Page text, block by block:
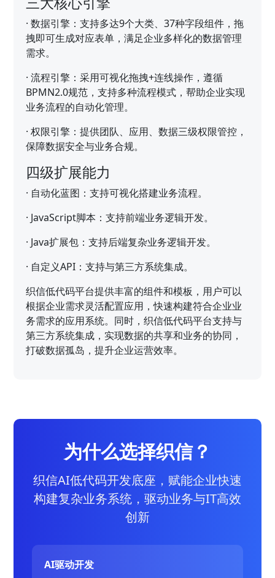
·数据引擎：支持多达9个大类、37种字段组件，拖
拽即可生成对应表单，满足企业多样化的数据管理
需求。
·流程引擎：采用可视化拖拽+连线操作，遵循
BPMN2.0规范，支持多种流程模式，帮助企业实现
业务流程的自动化管理。
·权限引擎：提供团队、应用、数据三级权限管控，
保障数据安全与业务合规。
四级扩展能力
· 自动化蓝图：支持可视化搭建业务流程。
· JavaScript脚本：支持前端业务逻辑开发。
· Java扩展包：支持后端复杂业务逻辑开发。
· 自定义API：支持与第三方系统集成。
织信低代码平台提供丰富的组件和模板，用户可以
根据企业需求灵活配置应用，快速构建符合企业业
务需求的应用系统。同时，织信低代码平台支持与
第三方系统集成，实现数据的共享和业务的协同，
打破数据孤岛，提升企业运营效率。
为什么选择织信？
织信AI低代码开发底座，赋能企业快速
构建复杂业务系统，驱动业务与IT高效
创新
AI驱动开发